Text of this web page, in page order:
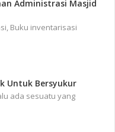
Administrasi Masjid
Buku inventarisasi
Untuk Bersyukur
ada sesuatu yang